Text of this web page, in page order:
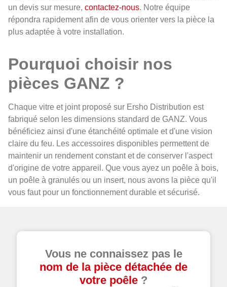
un devis sur mesure, contactez-nous. Notre équipe
répondra rapidement afin de vous orienter vers la pièce la
plus adaptée à votre installation.
Pourquoi choisir nos
pièces GANZ ?
Chaque vitre et joint proposé sur Ersho Distribution est
fabriqué selon les dimensions standard de GANZ. Vous
bénéficiez ainsi d'une étanchéité optimale et d'une vision
claire du feu. Les accessoires disponibles permettent de
maintenir un rendement constant et de conserver l'aspect
d'origine de votre appareil. Que vous ayez un poêle à bois,
un poêle à granulés ou un insert, nous avons la pièce qu'il
vous faut pour un fonctionnement durable et sécurisé.
Vous ne connaissez pas le
nom de la pièce détachée de
votre poêle ?